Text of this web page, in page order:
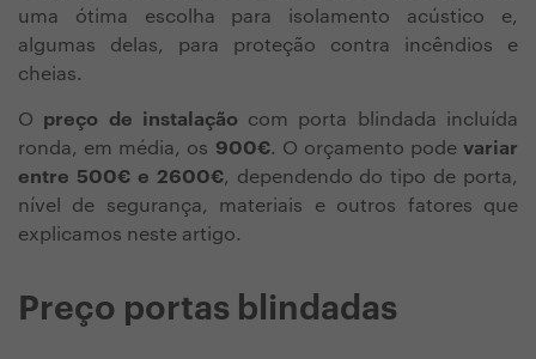
uma ótima escolha para isolamento acústico e,
algumas delas, para proteção contra incêndios e
cheias.
O preço de instalação com porta blindada incluída
ronda, em média, os 900€. O orçamento pode variar
entre 500€ e 2600€, dependendo do tipo de porta,
nível de segurança, materiais e outros fatores que
explicamos neste artigo.
Preço portas blindadas